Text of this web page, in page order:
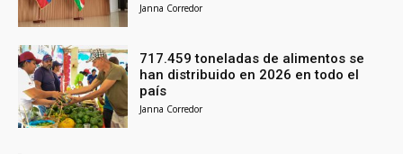
Janna Corredor
717.459 toneladas de alimentos se
han distribuido en 2026 en todo el
país
Janna Corredor